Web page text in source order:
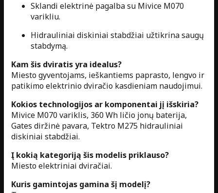
Sklandi elektrinė pagalba su Mivice M070
varikliu.
Hidrauliniai diskiniai stabdžiai užtikrina saugų
stabdymą.
Kam šis dviratis yra idealus?
Miesto gyventojams, ieškantiems paprasto, lengvo ir
patikimo elektrinio dviračio kasdieniam naudojimui.
Kokios technologijos ar komponentai jį išskiria?
Mivice M070 variklis, 360 Wh ličio jonų baterija,
Gates diržinė pavara, Tektro M275 hidrauliniai
diskiniai stabdžiai.
Į kokią kategoriją šis modelis priklauso?
Miesto elektriniai dviračiai.
Kuris gamintojas gamina šį modelį?